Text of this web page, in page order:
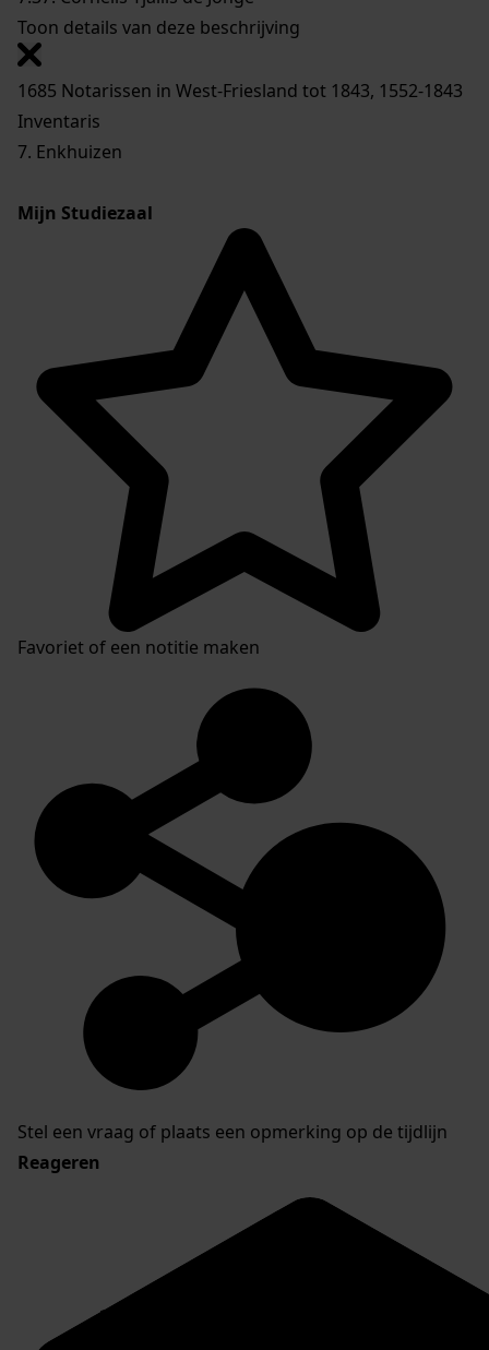
Toon details van deze beschrijving
1685 Notarissen in West-Friesland tot 1843, 1552-1843
Inventaris
7. Enkhuizen
Mijn Studiezaal
Favoriet of een notitie maken
Stel een vraag of plaats een opmerking op de tijdlijn
Reageren